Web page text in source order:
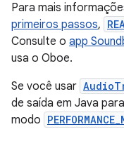
Para mais
primeiros passos,
Consulte o app
usa o Oboe.
Se você usar
de saída em Java
modo